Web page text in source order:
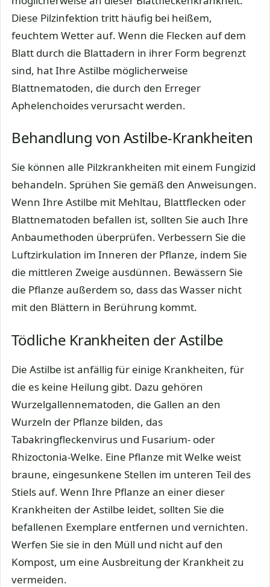
Diese Pilzinfektion tritt häufig bei heißem,
feuchtem Wetter auf. Wenn die Flecken auf dem
Blatt durch die Blattadern in ihrer Form begrenzt
sind, hat Ihre Astilbe möglicherweise
Blattnematoden, die durch den Erreger
Aphelenchoides verursacht werden.
Behandlung von Astilbe-Krankheiten
Sie können alle Pilzkrankheiten mit einem Fungizid
behandeln. Sprühen Sie gemäß den Anweisungen.
Wenn Ihre Astilbe mit Mehltau, Blattflecken oder
Blattnematoden befallen ist, sollten Sie auch Ihre
Anbaumethoden überprüfen. Verbessern Sie die
Luftzirkulation im Inneren der Pflanze, indem Sie
die mittleren Zweige ausdünnen. Bewässern Sie
die Pflanze außerdem so, dass das Wasser nicht
mit den Blättern in Berührung kommt.
Tödliche Krankheiten der Astilbe
Die Astilbe ist anfällig für einige Krankheiten, für
die es keine Heilung gibt. Dazu gehören
Wurzelgallennematoden, die Gallen an den
Wurzeln der Pflanze bilden, das
Tabakringfleckenvirus und Fusarium- oder
Rhizoctonia-Welke. Eine Pflanze mit Welke weist
braune, eingesunkene Stellen im unteren Teil des
Stiels auf. Wenn Ihre Pflanze an einer dieser
Krankheiten der Astilbe leidet, sollten Sie die
befallenen Exemplare entfernen und vernichten.
Werfen Sie sie in den Müll und nicht auf den
Kompost, um eine Ausbreitung der Krankheit zu
vermeiden.